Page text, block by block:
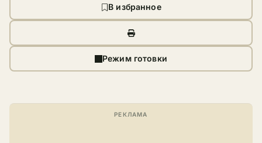
В избранное
Режим готовки